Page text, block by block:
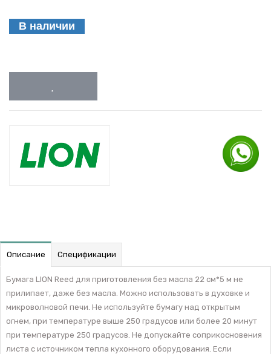
В наличии
Описание Спецификации
Бумага LION Reed для приготовления без масла 22 см*5 м не
прилипает, даже без масла. Можно использовать в духовке и
микроволновой печи. Не используйте бумагу над открытым
огнем, при температуре выше 250 градусов или более 20 минут
при температуре 250 градусов. Не допускайте соприкосновения
листа с источником тепла кухонного оборудования. Если